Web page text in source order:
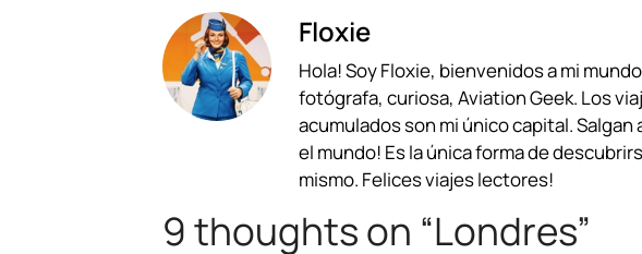
e
b
o
t
s
A
p
e
g
r
a
a
d
s
e
d
I
n
l
Floxie
Hola! Soy Floxie, bienvenidos a mi
fotógrafa, curiosa, Aviation Geek. Los
acumulados son mi único capital. Salgan
el mundo! Es la única forma de
mismo. Felices viajes lectores!
9 thoughts on “Londres”